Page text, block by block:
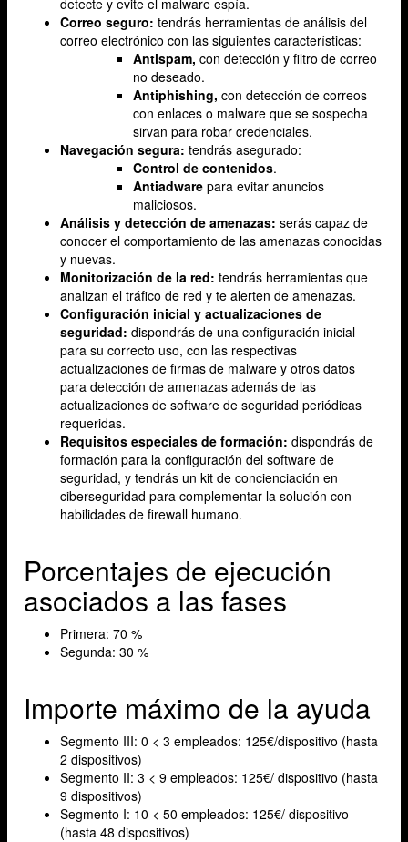
Correo seguro: tendrás herramientas de análisis del
correo electrónico con las siguientes características:
Antispam, con detección y filtro de correo
no deseado.
Antiphishing, con detección de correos
con enlaces o malware que se sospecha
sirvan para robar credenciales.
Navegación segura: tendrás asegurado:
Control de contenidos.
Antiadware para evitar anuncios
maliciosos.
Análisis y detección de amenazas: serás capaz de
conocer el comportamiento de las amenazas conocidas
y nuevas.
Monitorización de la red: tendrás herramientas que
analizan el tráfico de red y te alerten de amenazas.
Configuración inicial y actualizaciones de
seguridad: dispondrás de una configuración inicial
para su correcto uso, con las respectivas
actualizaciones de firmas de malware y otros datos
para detección de amenazas además de las
actualizaciones de software de seguridad periódicas
requeridas.
Requisitos especiales de formación: dispondrás de
formación para la configuración del software de
seguridad, y tendrás un kit de concienciación en
ciberseguridad para complementar la solución con
habilidades de firewall humano.
Porcentajes de ejecución
asociados a las fases
Primera: 70 %
Segunda: 30 %
Importe máximo de la ayuda
Segmento III: 0 < 3 empleados: 125€/dispositivo (hasta
2 dispositivos)
Segmento II: 3 < 9 empleados: 125€/ dispositivo (hasta
9 dispositivos)
Segmento I: 10 < 50 empleados: 125€/ dispositivo
(hasta 48 dispositivos)